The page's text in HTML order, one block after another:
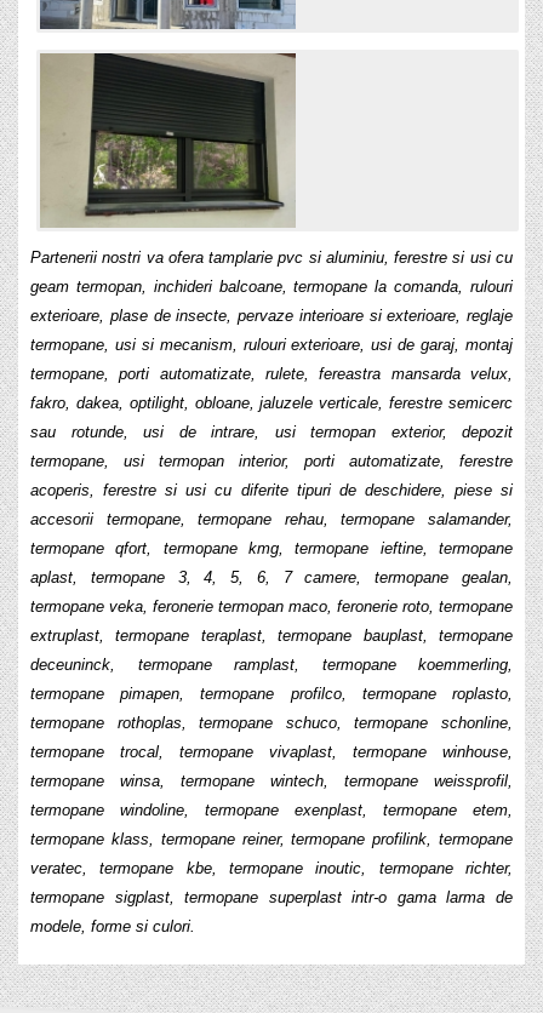
Partenerii nostri va ofera tamplarie pvc si aluminiu, ferestre si usi cu
geam termopan, inchideri balcoane, termopane la comanda, rulouri
exterioare, plase de insecte, pervaze interioare si exterioare, reglaje
termopane, usi si mecanism, rulouri exterioare, usi de garaj, montaj
termopane, porti automatizate, rulete, fereastra mansarda velux,
fakro, dakea, optilight, obloane, jaluzele verticale, ferestre semicerc
sau rotunde, usi de intrare, usi termopan exterior, depozit
termopane, usi termopan interior, porti automatizate, ferestre
acoperis, ferestre si usi cu diferite tipuri de deschidere, piese si
accesorii termopane, termopane rehau, termopane salamander,
termopane qfort, termopane kmg, termopane ieftine, termopane
aplast, termopane 3, 4, 5, 6, 7 camere, termopane gealan,
termopane veka, feronerie termopan maco, feronerie roto, termopane
extruplast, termopane teraplast, termopane bauplast, termopane
deceuninck, termopane ramplast, termopane koemmerling,
termopane pimapen, termopane profilco, termopane roplasto,
termopane rothoplas, termopane schuco, termopane schonline,
termopane trocal, termopane vivaplast, termopane winhouse,
termopane winsa, termopane wintech, termopane weissprofil,
termopane windoline, termopane exenplast, termopane etem,
termopane klass, termopane reiner, termopane profilink, termopane
veratec, termopane kbe, termopane inoutic, termopane richter,
termopane sigplast, termopane superplast intr-o gama larma de
modele, forme si culori.